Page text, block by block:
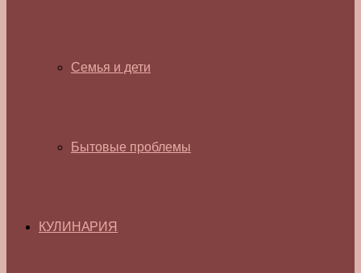
Семья и дети
Бытовые проблемы
КУЛИНАРИЯ